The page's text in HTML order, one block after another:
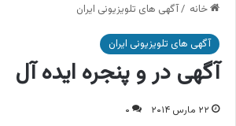
خانه /آگهی های تلویزیونی ایران
آگهی های تلویزیونی ایران
آگهی در و پنجره ایده آل
۲۲ مارس ۲۰۱۴ ۰